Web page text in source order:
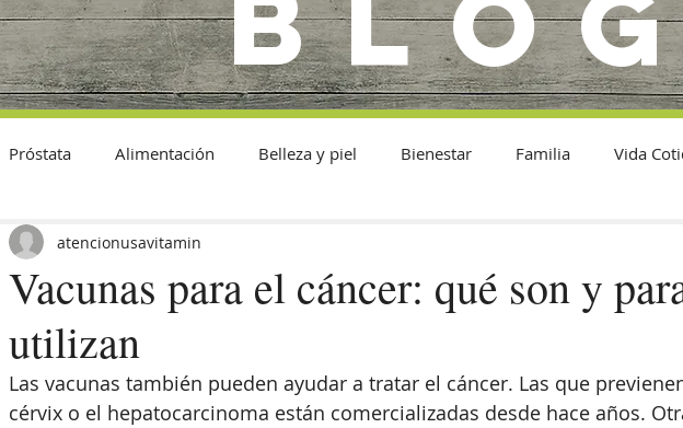
Próstata Alimentación Belleza y piel Bienestar Familia Vida
Vacunas para el cáncer: qué son y
utilizan
atencionusavitamin
Las vacunas también pueden ayudar a tratar el cáncer. Las que
cérvix o el hepatocarcinoma están comercializadas desde hace años.